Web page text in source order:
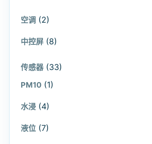
空调 (2)
中控屏 (8)
传感器 (33)
PM10 (1)
水浸 (4)
液位 (7)